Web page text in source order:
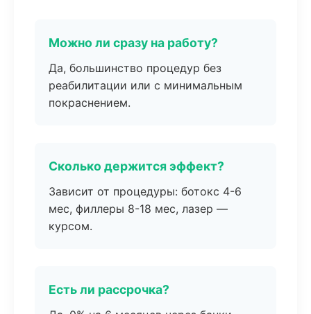
Можно ли сразу на работу?
Да, большинство процедур без
реабилитации или с минимальным
покраснением.
Сколько держится эффект?
Зависит от процедуры: ботокс 4-6
мес, филлеры 8-18 мес, лазер —
курсом.
Есть ли рассрочка?